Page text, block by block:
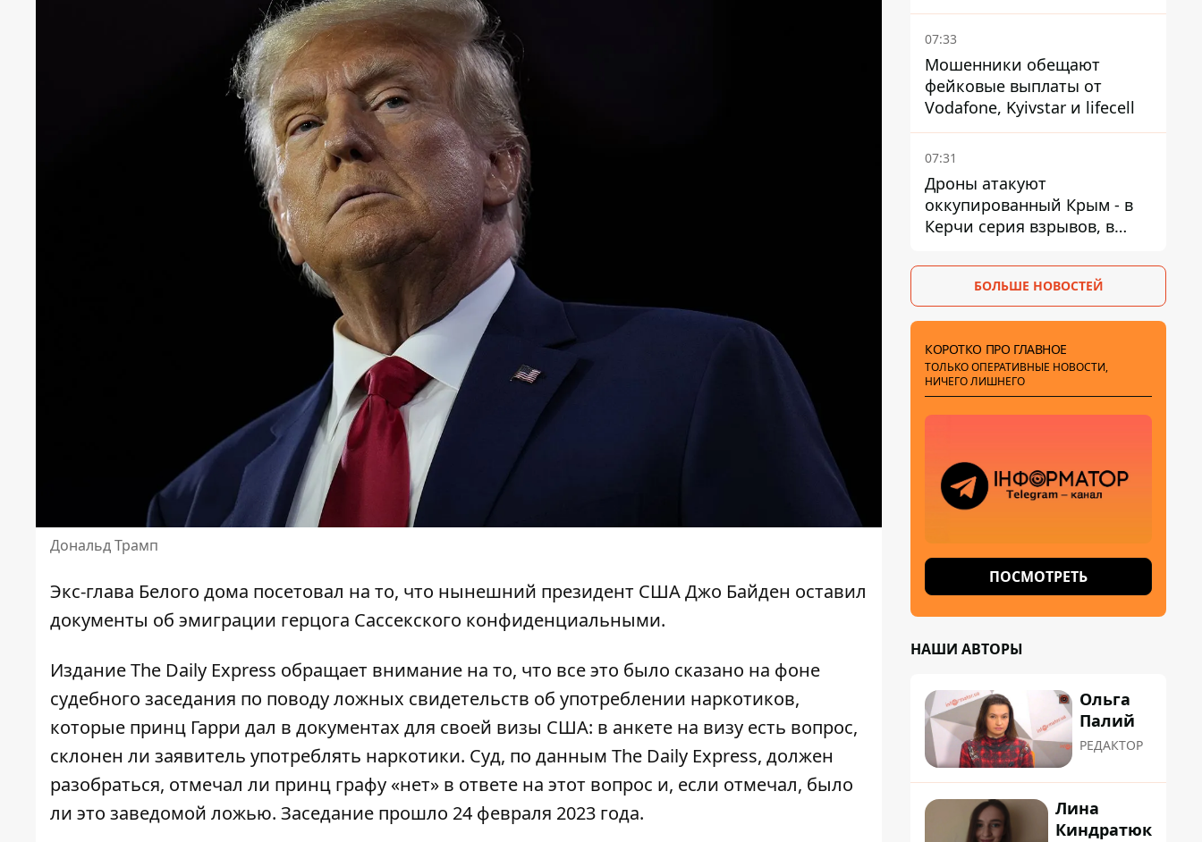
Дональд Трамп
Экс-глава Белого дома посетовал на то, что нынешний президент США Джо Байден оставил
документы об эмиграции герцога Сассекского конфиденциальными.
Издание The Daily Express обращает внимание на то, что все это было сказано на фоне
судебного заседания по поводу ложных свидетельств об употреблении наркотиков,
которые принц Гарри дал в документах для своей визы США: в анкете на визу есть вопрос,
склонен ли заявитель употреблять наркотики. Суд, по данным The Daily Express, должен
разобраться, отмечал ли принц графу «нет» в ответе на этот вопрос и, если отмечал, было
ли это заведомой ложью. Заседание прошло 24 февраля 2023 года.
07:33
Мошенники обещают
фейковые выплаты от
Vodafone, Kyivstar и lifecell
07:31
Дроны атакуют
оккупированный Крым - в
Керчи серия взрывов, в
БОЛЬШЕ НОВОСТЕЙ
КОРОТКО ПРО ГЛАВНОЕ
ТОЛЬКО ОПЕРАТИВНЫЕ НОВОСТИ,
НИЧЕГО ЛИШНЕГО
ПОСМОТРЕТЬ
НАШИ АВТОРЫ
Ольга
Палий
РЕДАКТОР
Лина
Киндратюк